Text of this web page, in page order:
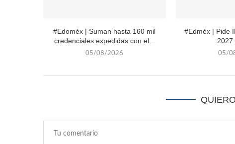
#Edoméx | Suman hasta 160 mil
credenciales expedidas con el...
05/08/2026
#Edméx | Pide
2027
05/